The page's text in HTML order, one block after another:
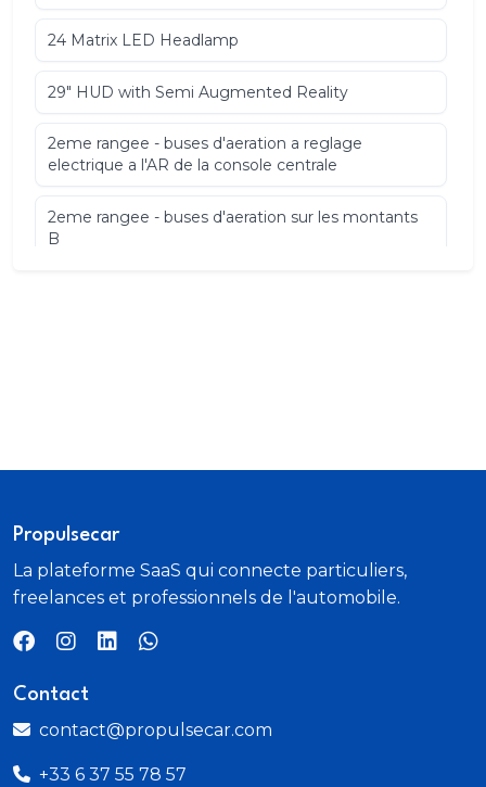
24 Matrix LED Headlamp
29" HUD with Semi Augmented Reality
2eme rangee - buses d'aeration a reglage
electrique a l'AR de la console centrale
2eme rangee - buses d'aeration sur les montants
B
3 ceintures de securite AV a 3 points
3 point Front Seatbelt (Driver & Passenger)
Memory
Propulsecar
La plateforme SaaS qui connecte particuliers,
freelances et professionnels de l'automobile.
Contact
contact@propulsecar.com
+33 6 37 55 78 57